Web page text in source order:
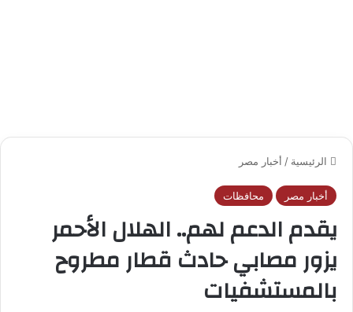
الرئيسية / أخبار مصر
أخبار مصر محافظات
يقدم الدعم لهم.. الهلال الأحمر
يزور مصابي حادث قطار مطروح
بالمستشفيات